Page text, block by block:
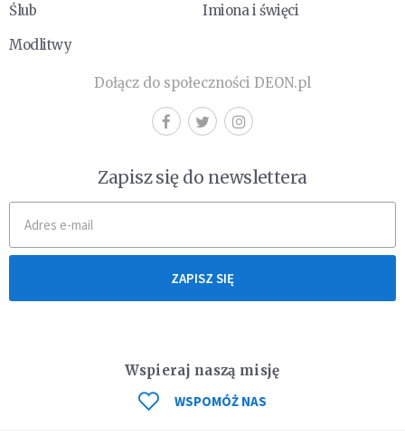
Ślub
Imiona i święci
Modlitwy
Dołącz do społeczności DEON.pl
Zapisz się do newslettera
ZAPISZ SIĘ
Wspieraj naszą misję
WSPOMÓŻ NAS